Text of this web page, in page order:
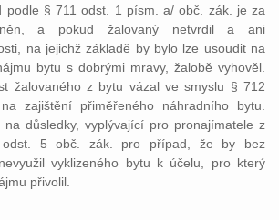
podle § 711 odst. 1 písm. a/ obč. zák. je za
a pokud žalovaný netvrdil a ani
na jejichž základě by bylo lze usoudit na
bytu s dobrými mravy, žalobě vyhověl.
žalovaného z bytu vázal ve smyslu § 712
zajištění přiměřeného náhradního bytu.
na důsledky, vyplývající pro pronajímatele z
odst. 5 obč. zák. pro případ, že by bez
vyklizeného bytu k účelu, pro který
přivolil.